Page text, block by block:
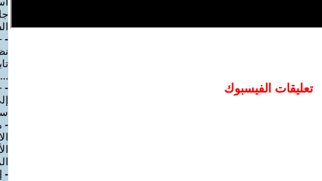
تعليقات الفيسبوك
-
...
-
-
-